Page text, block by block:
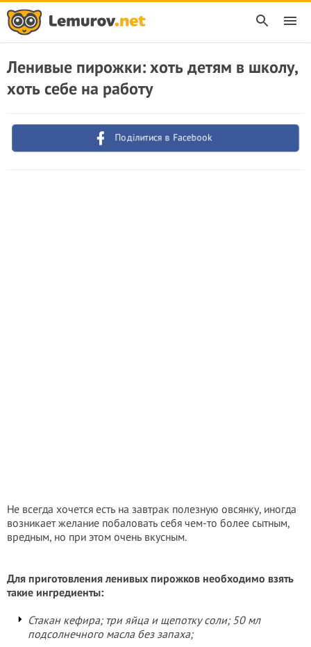
Ленивые пирожки: хоть детям в школу,
хоть себе на работу
Поділитися в Facebook
Не всегда хочется есть на завтрак полезную овсянку, иногда
возникает желание побаловать себя чем-то более сытным,
вредным, но при этом очень вкусным.
Для приготовления ленивых пирожков необходимо взять
такие ингредиенты:
Стакан кефира; три яйца и щепотку соли; 50 мл
подсолнечного масла без запаха;